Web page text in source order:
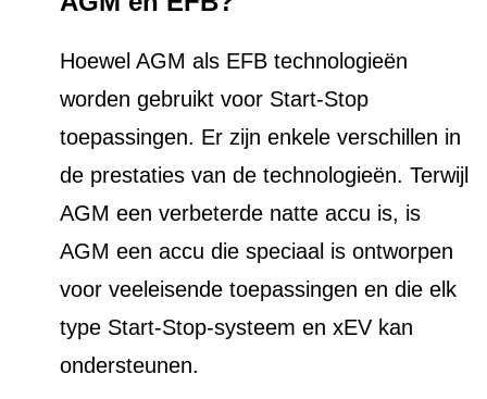
Hoewel AGM als EFB technologieën
worden gebruikt voor Start-Stop
toepassingen. Er zijn enkele verschillen in
de prestaties van de technologieën. Terwijl
AGM een verbeterde natte accu is, is
AGM een accu die speciaal is ontworpen
voor veeleisende toepassingen en die elk
type Start-Stop-systeem en xEV kan
ondersteunen.